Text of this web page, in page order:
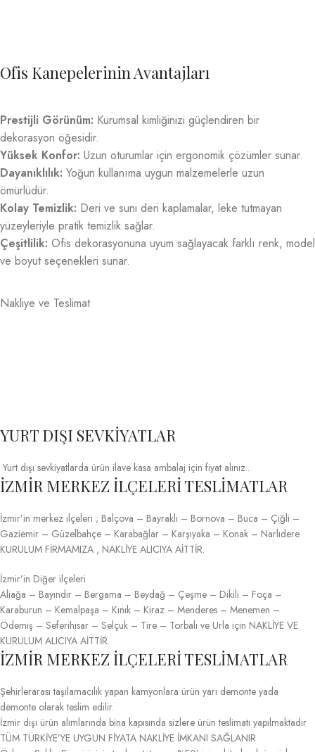
Ofis Kanepelerinin Avantajları
Prestijli Görünüm: Kurumsal kimliğinizi güçlendiren bir
dekorasyon öğesidir.
Yüksek Konfor: Uzun oturumlar için ergonomik çözümler sunar.
Dayanıklılık: Yoğun kullanıma uygun malzemelerle uzun
ömürlüdür.
Kolay Temizlik: Deri ve suni deri kaplamalar, leke tutmayan
yüzeyleriyle pratik temizlik sağlar.
Çeşitlilik: Ofis dekorasyonuna uyum sağlayacak farklı renk, model
ve boyut seçenekleri sunar.
Nakliye ve Teslimat
YURT DIŞI SEVKİYATLAR
Yurt dışı sevkiyatlarda ürün ilave kasa ambalaj için fiyat alınız..
İZMİR MERKEZ İLÇELERİ TESLİMATLAR
İzmir’in merkez ilçeleri ; Balçova – Bayraklı – Bornova – Buca – Çiğli –
Gaziemir – Güzelbahçe – Karabağlar – Karşıyaka – Konak – Narlıdere
KURULUM FİRMAMIZA , NAKLİYE ALICIYA AİTTİR.
İzmir’in Diğer ilçeleri
Aliağa – Bayındır – Bergama – Beydağ – Çeşme – Dikili – Foça –
Karaburun – Kemalpaşa – Kınık – Kiraz – Menderes – Menemen –
Ödemiş – Seferihisar – Selçuk – Tire – Torbalı ve Urla için NAKLİYE VE
KURULUM ALICIYA AİTTİR.
İZMİR MERKEZ İLÇELERİ TESLİMATLAR
Şehirlerarası taşılamacılık yapan kamyonlara ürün yarı demonte yada
demonte olarak teslim edilir.
İzmir dışı ürün alımlarında bina kapısında sizlere ürün teslimatı yapılmaktadır
TÜM TÜRKİYE’YE UYGUN FİYATA NAKLİYE İMKANI SAĞLANIR